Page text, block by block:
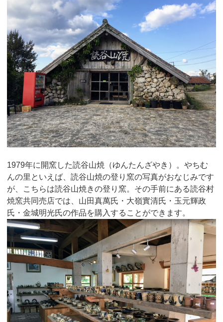
1979年に開窯した読谷山焼（ゆんたんざやき）。やちむ
んの里といえば、読谷山焼の登り窯の写真がおなじみです
が、こちらは読谷山焼きの登り窯。その手前にある読谷村
焼窯共同売店では、山田真萬氏・大嶺實清氏・玉元輝政
氏・金城明光氏の作品を購入することができます。